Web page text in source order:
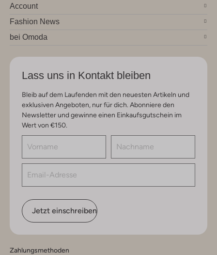
Account
Fashion News
bei Omoda
Lass uns in Kontakt bleiben
Bleib auf dem Laufenden mit den neuesten Artikeln und
exklusiven Angeboten, nur für dich. Abonniere den
Newsletter und gewinne einen Einkaufsgutschein im
Wert von €150.
Jetzt einschreiben
Zahlungsmethoden